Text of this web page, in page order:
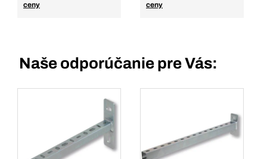
ceny
ceny
Naše odporúčanie pre Vás: